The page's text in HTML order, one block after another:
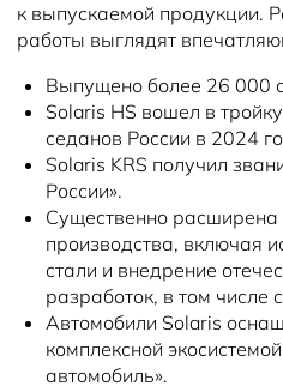
к выпускаемой продукции.
работы выглядят
Выпущено более 26 000
Solaris HS вошел в
седанов России в 2024
Solaris KRS получил
России».
Существенно расширена
производства, включая
стали и внедрение
разработок, в том
Автомобили Solaris
комплексной
автомобиль».